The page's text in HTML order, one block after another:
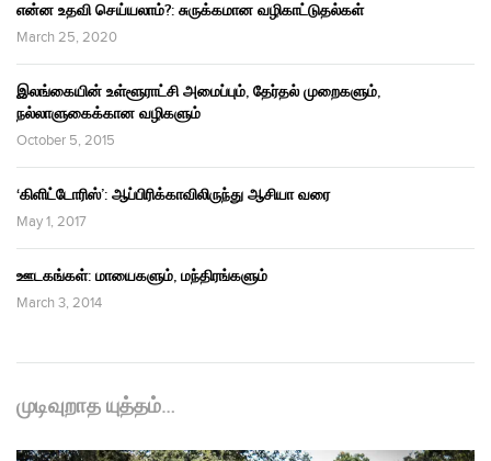
என்ன உதவி செய்யலாம்?: சுருக்கமான வழிகாட்டுதல்கள்
March 25, 2020
இலங்கையின் உள்ளூராட்சி அமைப்பும், தேர்தல் முறைகளும்,
நல்லாளுகைக்கான வழிகளும்
October 5, 2015
‘கிளிட்டோரிஸ்’: ஆப்பிரிக்காவிலிருந்து ஆசியா வரை
May 1, 2017
ஊடகங்கள்: மாயைகளும், மந்திரங்களும்
March 3, 2014
முடிவுறாத யுத்தம்…